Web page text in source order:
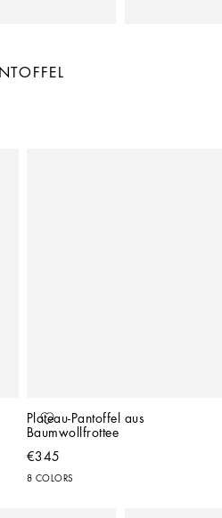
Plateau-Pantoffel aus
Baumwollfrottee
€345
8 COLORS